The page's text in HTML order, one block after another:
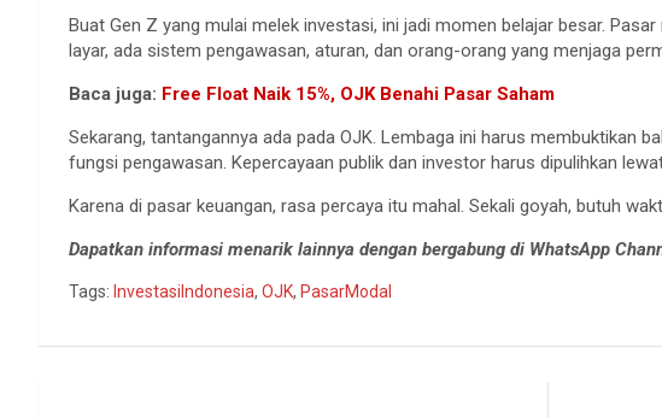
Buat Gen Z yang mulai melek investasi, ini jadi momen belajar besar.
layar, ada sistem pengawasan, aturan, dan orang-orang yang menjaga
Baca juga: Free Float Naik 15%, OJK Benahi Pasar Saham
Sekarang, tantangannya ada pada OJK. Lembaga ini harus membuktikan
fungsi pengawasan. Kepercayaan publik dan investor harus dipulihkan
Karena di pasar keuangan, rasa percaya itu mahal. Sekali goyah, butuh
Dapatkan informasi menarik lainnya dengan bergabung di WhatsApp
Tags: InvestasiIndonesia, OJK, PasarModal